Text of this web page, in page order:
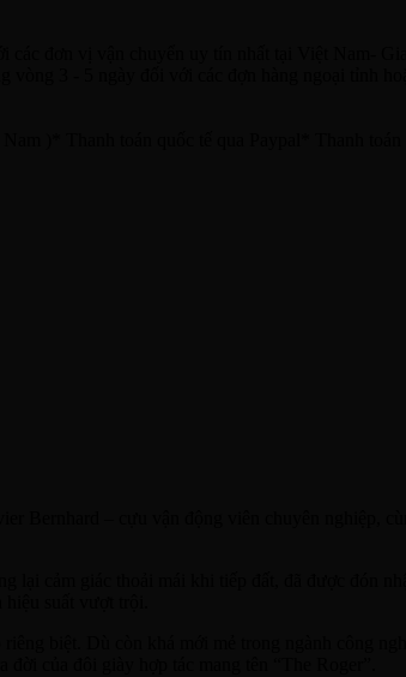
)* Thanh toán quốc tế qua Paypal* Thanh toán
lại cảm giác thoải mái khi tiếp đất, đã được đón
suất vượt trội.
biệt. Dù còn khá mới mẻ trong ngành công
của đôi giày hợp tác mang tên “The Roger”.